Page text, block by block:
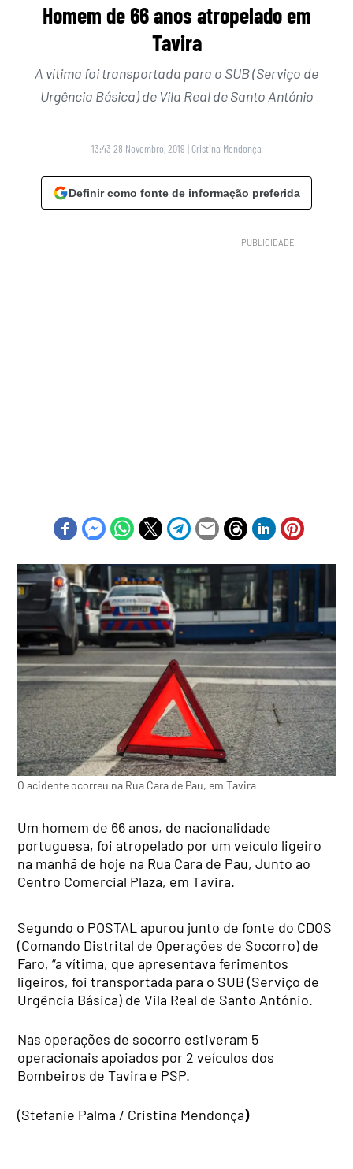
Homem de 66 anos atropelado em
Tavira
A vítima foi transportada para o SUB (Serviço de
Urgência Básica) de Vila Real de Santo António
13:43 28 Novembro, 2019 | Cristina Mendonça
Definir como fonte de informação preferida
O acidente ocorreu na Rua Cara de Pau, em Tavira
Um homem de 66 anos, de nacionalidade
portuguesa, foi atropelado por um veículo ligeiro
na manhã de hoje na Rua Cara de Pau, Junto ao
Centro Comercial Plaza, em Tavira.
Segundo o POSTAL apurou junto de fonte do CDOS
(Comando Distrital de Operações de Socorro) de
Faro, “a vítima, que apresentava ferimentos
ligeiros, foi transportada para o SUB (Serviço de
Urgência Básica) de Vila Real de Santo António.
Nas operações de socorro estiveram 5
operacionais apoiados por 2 veículos dos
Bombeiros de Tavira e PSP.
(Stefanie Palma / Cristina Mendonça)